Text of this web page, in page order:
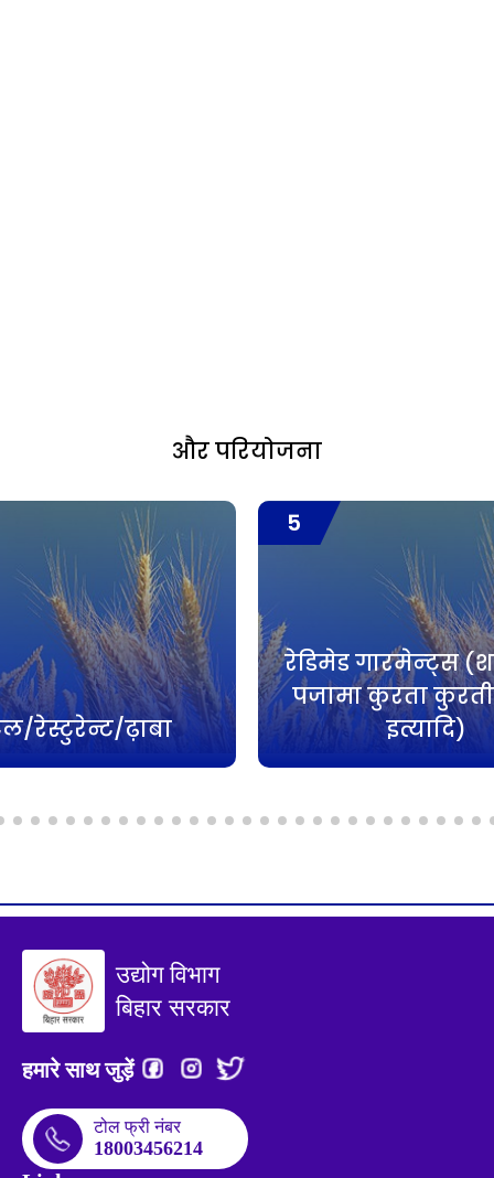
और परियोजना
(शर्ट फ्राॅक
कुरता कुरती नाइटी
इत्यादि)
6
डिटर्जेंट पाउडर/
उत्पादन
उद्योग विभाग
बिहार सरकार
हमारे साथ जुड़ें
टोल फ्री नंबर
18003456214